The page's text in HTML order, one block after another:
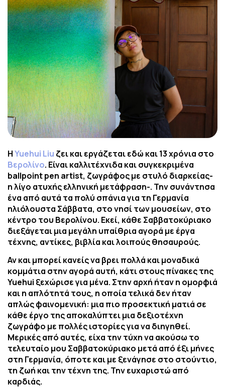
ΗYuehui Liu ζει και εργάζεται εδώ και 13 χρόνια στο
Βερολίνο. Είναι καλλιτέχνιδα και συγκεκριμένα
ballpoint pen artist, ζωγράφος με στυλό διαρκείας-
η λίγο ατυχής ελληνική μετάφραση-. Την συνάντησα
ένα από αυτά τα πολύ σπάνια για τη Γερμανία
ηλιόλουστα Σάββατα, στο νησί των μουσείων, στο
κέντρο του Βερολίνου. Εκεί, κάθε Σαββατοκύριακο
διεξάγεται μια μεγάλη υπαίθρια αγορά με έργα
τέχνης, αντίκες, βιβλία και λοιπούς θησαυρούς.
Αν και μπορεί κανείς να βρει πολλά και μοναδικά
κομμάτια στην αγορά αυτή, κάτι στους πίνακες της
Yuehui ξεχώρισε για μένα. Στην αρχή ήταν η ομορφιά
και η απλότητά τους, η οποία τελικά δεν ήταν
απλώς φαινομενική: μια πιο προσεκτική ματιά σε
κάθε έργο της αποκαλύπτει μια δεξιοτέχνη
ζωγράφο με πολλές ιστορίες για να διηγηθεί.
Μερικές από αυτές, είχα την τύχη να ακούσω το
τελευταίο μου Σαββατοκύριακο μετά από έξι μήνες
στη Γερμανία, όποτε και με ξενάγησε στο στούντιο,
τη ζωή και την τέχνη της. Την ευχαριστώ από
καρδιάς.